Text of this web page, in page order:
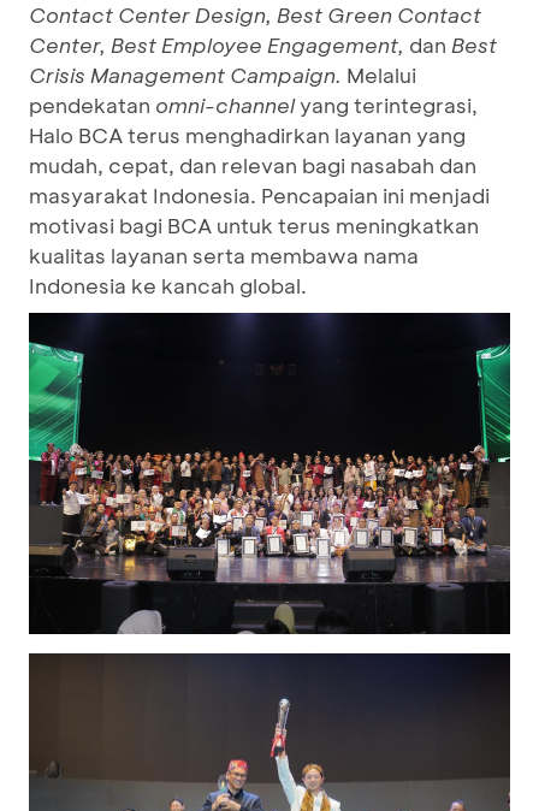
Contact Center Design, Best Green Contact
Center, Best Employee Engagement, dan Best
Crisis Management Campaign. Melalui
pendekatan omni-channelyang terintegrasi,
Halo BCA terus menghadirkan layanan yang
mudah, cepat, dan relevan bagi nasabah dan
masyarakat Indonesia. Pencapaian ini menjadi
motivasi bagi BCA untuk terus meningkatkan
kualitas layanan serta membawa nama
Indonesia ke kancah global.